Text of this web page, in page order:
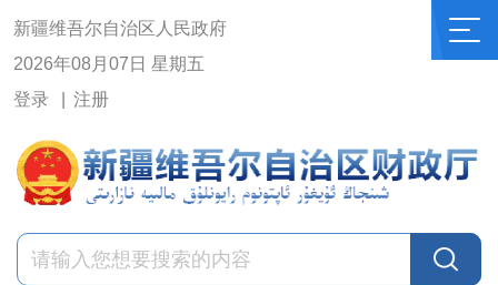
新疆维吾尔自治区人民政府
2026年08月07日 星期五
登录
注册